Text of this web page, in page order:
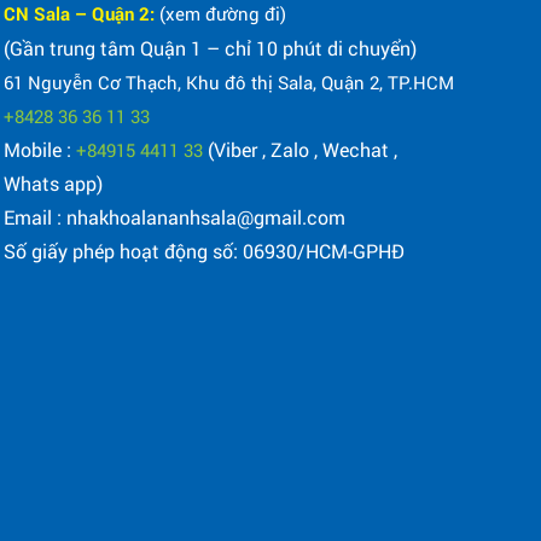
CN Sala – Quận 2: (xem đường đi)
(Gần trung tâm Quận 1 – chỉ 10 phút di chuyển)
61 Nguyễn Cơ Thạch, Khu đô thị Sala, Quận 2, TP.HCM
+8428 36 36 11 33
Mobile : +84915 4411 33(Viber , Zalo , Wechat ,
Whats app)
Email : nhakhoalananhsala@gmail.com
Số giấy phép hoạt động số: 06930/HCM-GPHĐ